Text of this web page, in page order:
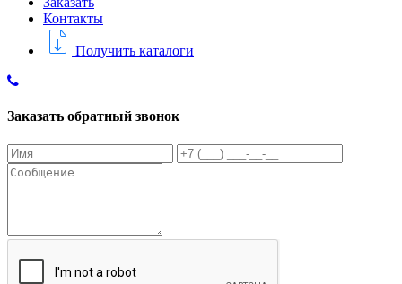
Контакты
Получить каталоги
Заказать обратный звонок